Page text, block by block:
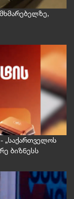
„საქართველოს
ბიზნესს